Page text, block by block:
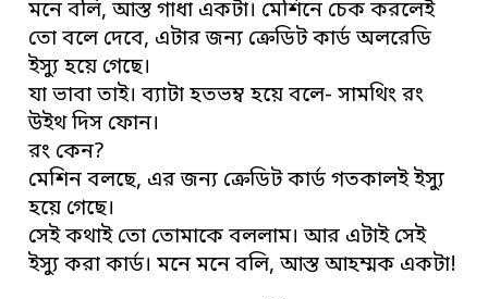
মনে বলি, আস্ত গাধা একটা। মেশিনে চেক করলেই
তো বলে দেবে, এটার জন্য ক্রেডিট কার্ড অলরেডি
ইস্যু হয়ে গেছে।
যা ভাবা তাই। ব্যাটা হতভম্ব হয়ে বলে- সামথিং রং
উইথ দিস ফোন।
রং কেন?
মেশিন বলছে, এর জন্য ক্রেডিট কার্ড গতকালই ইস্যু
হয়ে গেছে।
সেই কথাই তো তোমাকে বললাম। আর এটাই সেই
ইস্যু করা কার্ড। মনে মনে বলি, আস্ত আহম্মক একটা!